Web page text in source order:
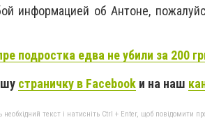
информацией об Антоне,
подростка едва не убили за 200
страничку в Facebook и на наш
текст і натисніть Ctrl + Enter, щоб повідомити